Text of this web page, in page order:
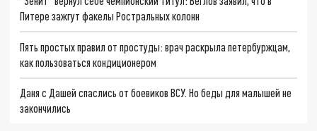
Питере зажгут факелы Ростральных колонн
Пять простых правил от простуды: врач раскрыла петербуржцам,
как пользоваться кондиционером
Даня с Дашей спаслись от боевиков ВСУ. Но беды для малышей не
закончились